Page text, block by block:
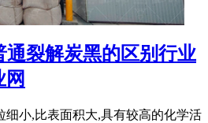
通裂解炭黑的区别行业
细小,比表面积大,具有较高的化学活